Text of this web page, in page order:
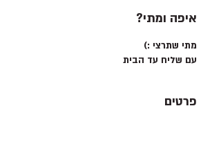
איפה ומתי?
מתי שתרצי :)
עם שליח עד הבית
פרטים